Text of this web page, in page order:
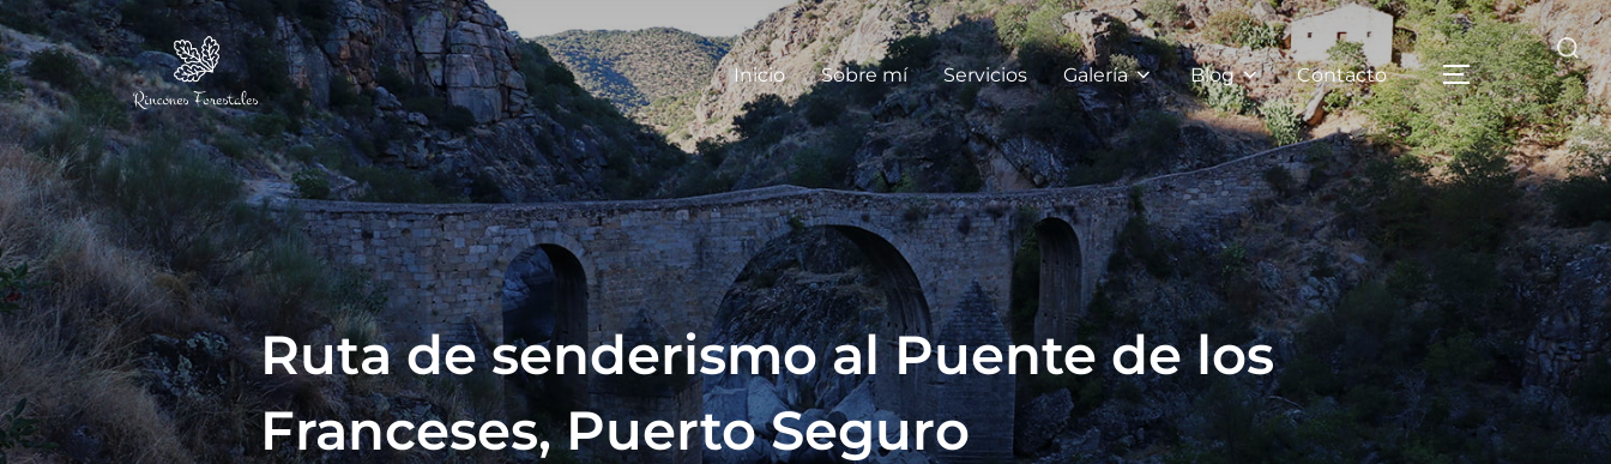
Inicio Sobre mí Servicios Galería Blog Contacto
Ruta de senderismo al Puente de los
Franceses, Puerto Seguro